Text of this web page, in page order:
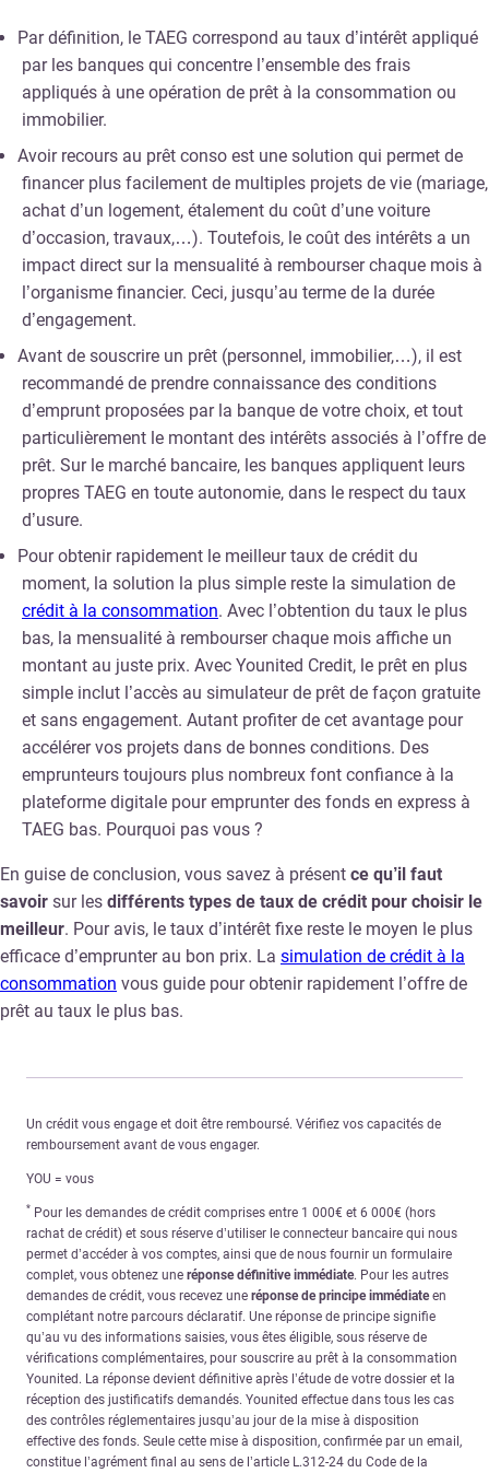
Par définition, le TAEG correspond au taux d’intérêt appliqué
par les banques qui concentre l’ensemble des frais
appliqués à une opération de prêt à la consommation ou
immobilier.
Avoir recours au prêt conso est une solution qui permet de
financer plus facilement de multiples projets de vie (mariage,
achat d’un logement, étalement du coût d’une voiture
d’occasion, travaux,…). Toutefois, le coût des intérêts a un
impact direct sur la mensualité à rembourser chaque mois à
l’organisme financier. Ceci, jusqu’au terme de la durée
d’engagement.
Avant de souscrire un prêt (personnel, immobilier,…), il est
recommandé de prendre connaissance des conditions
d’emprunt proposées par la banque de votre choix, et tout
particulièrement le montant des intérêts associés à l’offre de
prêt. Sur le marché bancaire, les banques appliquent leurs
propres TAEG en toute autonomie, dans le respect du taux
d’usure.
Pour obtenir rapidement le meilleur taux de crédit du
moment, la solution la plus simple reste la simulation de
crédit à la consommation. Avec l’obtention du taux le plus
bas, la mensualité à rembourser chaque mois affiche un
montant au juste prix. Avec Younited Credit, le prêt en plus
simple inclut l’accès au simulateur de prêt de façon gratuite
et sans engagement. Autant profiter de cet avantage pour
accélérer vos projets dans de bonnes conditions. Des
emprunteurs toujours plus nombreux font confiance à la
plateforme digitale pour emprunter des fonds en express à
TAEG bas. Pourquoi pas vous ?
En guise de conclusion, vous savez à présent ce qu’il faut
savoir sur les différents types de taux de crédit pour choisir le
meilleur. Pour avis, le taux d’intérêt fixe reste le moyen le plus
efficace d’emprunter au bon prix. La simulation de crédit à la
consommation vous guide pour obtenir rapidement l’offre de
prêt au taux le plus bas.
Un crédit vous engage et doit être remboursé. Vérifiez vos capacités de
remboursement avant de vous engager.
YOU = vous
* Pour les demandes de crédit comprises entre 1 000€ et 6 000€ (hors
rachat de crédit) et sous réserve d’utiliser le connecteur bancaire qui nous
permet d’accéder à vos comptes, ainsi que de nous fournir un formulaire
complet, vous obtenez une réponse définitive immédiate. Pour les autres
demandes de crédit, vous recevez une réponse de principe immédiateen
complétant notre parcours déclaratif. Une réponse de principe signifie
qu’au vu des informations saisies, vous êtes éligible, sous réserve de
vérifications complémentaires, pour souscrire au prêt à la consommation
Younited. La réponse devient définitive après l’étude de votre dossier et la
réception des justificatifs demandés. Younited effectue dans tous les cas
des contrôles réglementaires jusqu’au jour de la mise à disposition
effective des fonds. Seule cette mise à disposition, confirmée par un email,
constitue l’agrément final au sens de l’article L.312-24 du Code de la